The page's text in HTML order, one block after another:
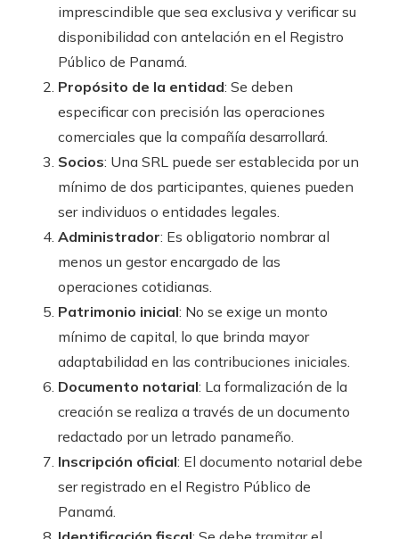
imprescindible que sea exclusiva y verificar su
disponibilidad con antelación en el Registro
Público de Panamá.
Propósito de la entidad: Se deben
especificar con precisión las operaciones
comerciales que la compañía desarrollará.
Socios: Una SRL puede ser establecida por un
mínimo de dos participantes, quienes pueden
ser individuos o entidades legales.
Administrador: Es obligatorio nombrar al
menos un gestor encargado de las
operaciones cotidianas.
Patrimonio inicial: No se exige un monto
mínimo de capital, lo que brinda mayor
adaptabilidad en las contribuciones iniciales.
Documento notarial: La formalización de la
creación se realiza a través de un documento
redactado por un letrado panameño.
Inscripción oficial: El documento notarial debe
ser registrado en el Registro Público de
Panamá.